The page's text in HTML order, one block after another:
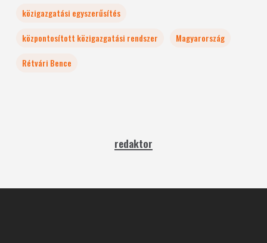
közigazgatási egyszerűsítés
központosított közigazgatási rendszer
Magyarország
Rétvári Bence
redaktor